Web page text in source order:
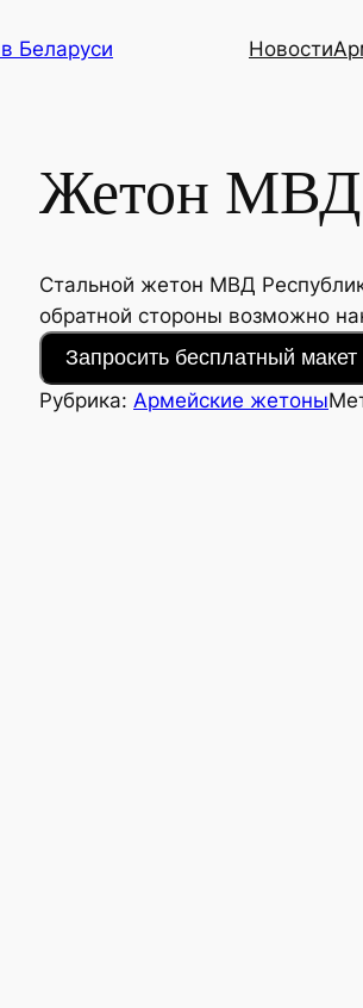
Беларуси Новости
Жетон МВД
Стальной жетон МВД
обратной стороны возможно
Запросить бесплатный макет
Рубрика: Армейские жетоны